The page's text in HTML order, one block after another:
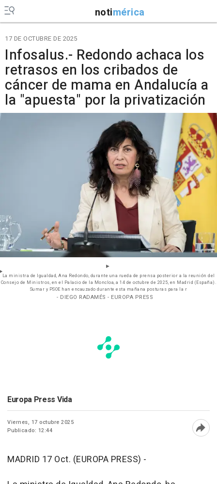
notimérica
17 DE OCTUBRE DE 2025
Infosalus.- Redondo achaca los
retrasos en los cribados de
cáncer de mama en Andalucía a
la "apuesta" por la privatización
La ministra de Igualdad, Ana Redondo, durante una rueda de prensa posterior a la reunión del
Consejo de Ministros, en el Palacio de la Moncloa, a 14 de octubre de 2025, en Madrid (España).
Sumar y PSOE han encauzado durante esta mañana posturas para la r
- DIEGO RADAMÉS - EUROPA PRESS
Europa Press Vida
Viernes, 17 octubre 2025
Publicado: 12:44
MADRID 17 Oct. (EUROPA PRESS) -